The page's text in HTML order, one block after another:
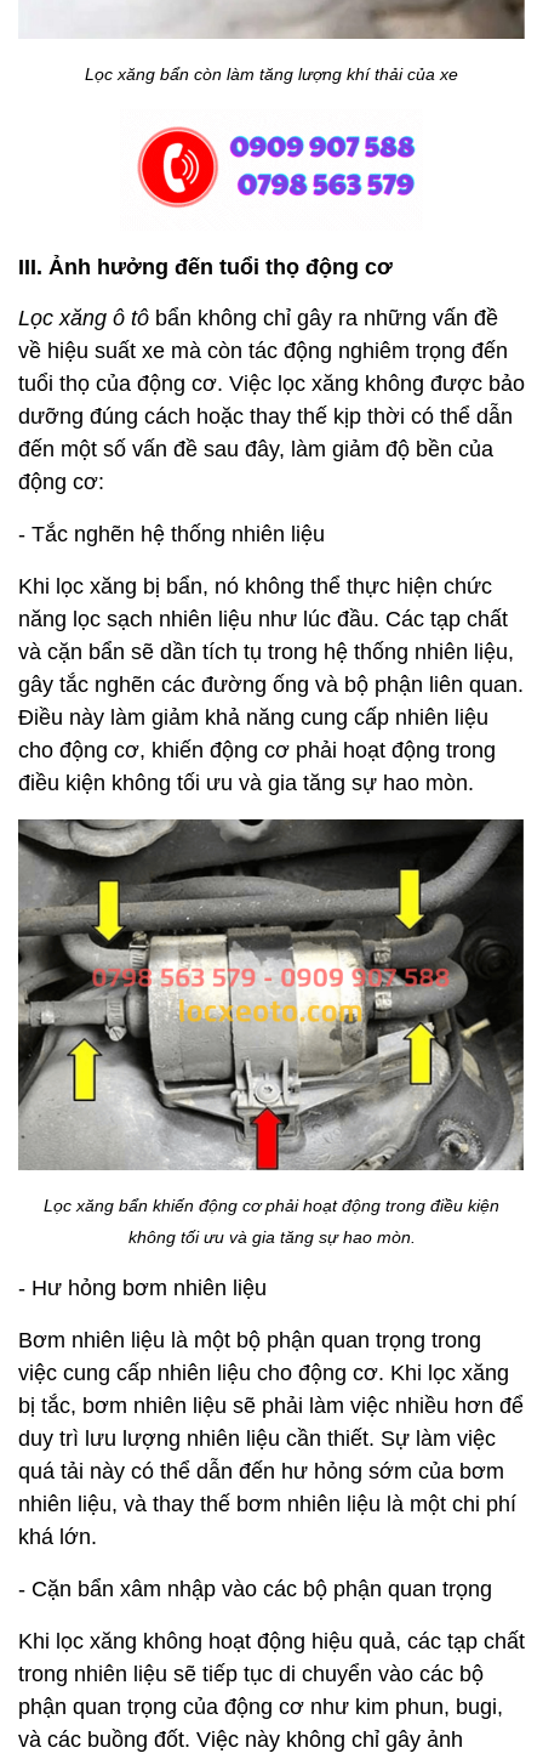
Lọc xăng bẩn còn làm tăng lượng khí thải của xe
III. Ảnh hưởng đến tuổi thọ động cơ
Lọc xăng ô tô bẩn không chỉ gây ra những vấn đề
về hiệu suất xe mà còn tác động nghiêm trọng đến
tuổi thọ của động cơ. Việc lọc xăng không được bảo
dưỡng đúng cách hoặc thay thế kịp thời có thể dẫn
đến một số vấn đề sau đây, làm giảm độ bền của
động cơ:
- Tắc nghẽn hệ thống nhiên liệu
Khi lọc xăng bị bẩn, nó không thể thực hiện chức
năng lọc sạch nhiên liệu như lúc đầu. Các tạp chất
và cặn bẩn sẽ dần tích tụ trong hệ thống nhiên liệu,
gây tắc nghẽn các đường ống và bộ phận liên quan.
Điều này làm giảm khả năng cung cấp nhiên liệu
cho động cơ, khiến động cơ phải hoạt động trong
điều kiện không tối ưu và gia tăng sự hao mòn.
Lọc xăng bẩn khiến động cơ phải hoạt động trong điều kiện
không tối ưu và gia tăng sự hao mòn.
- Hư hỏng bơm nhiên liệu
Bơm nhiên liệu là một bộ phận quan trọng trong
việc cung cấp nhiên liệu cho động cơ. Khi lọc xăng
bị tắc, bơm nhiên liệu sẽ phải làm việc nhiều hơn để
duy trì lưu lượng nhiên liệu cần thiết. Sự làm việc
quá tải này có thể dẫn đến hư hỏng sớm của bơm
nhiên liệu, và thay thế bơm nhiên liệu là một chi phí
khá lớn.
- Cặn bẩn xâm nhập vào các bộ phận quan trọng
Khi lọc xăng không hoạt động hiệu quả, các tạp chất
trong nhiên liệu sẽ tiếp tục di chuyển vào các bộ
phận quan trọng của động cơ như kim phun, bugi,
và các buồng đốt. Việc này không chỉ gây ảnh